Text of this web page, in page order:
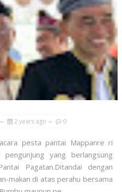
2 years ago 0
pesta pantai Mappanre ri
pengunjung yang berlangsung
Pagatan.Ditandai dengan
makan di atas perahu bersama